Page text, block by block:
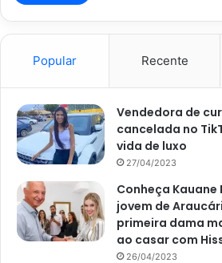
Popular Recente
Vendedora de
cancelada no
vida de luxo
27/04/2023
Conheça Kauane
jovem de
primeira dama
ao casar com
26/04/2023